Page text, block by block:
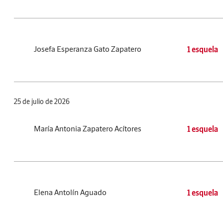
Josefa Esperanza Gato Zapatero 1 esquela
25 de julio de 2026
María Antonia Zapatero Acítores 1 esquela
Elena Antolín Aguado 1 esquela